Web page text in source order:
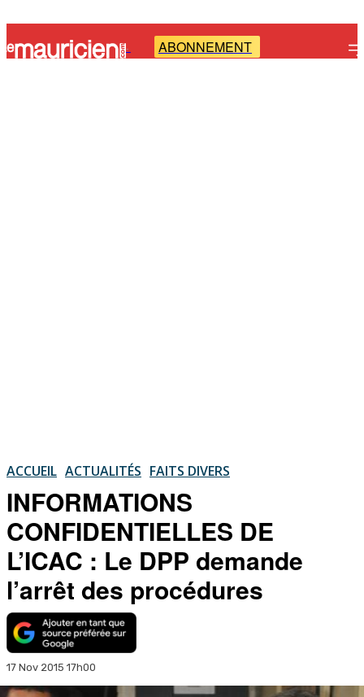
- ABONNEMENT
ACCUEIL ACTUALITÉS FAITS DIVERS
INFORMATIONS
CONFIDENTIELLES DE
L’ICAC : Le DPP demande
l’arrêt des procédures
17 Nov 2015 17h00